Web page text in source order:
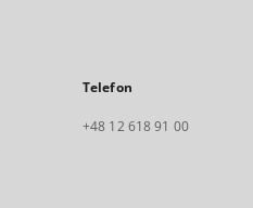
Telefon
+48 12 618 91 00